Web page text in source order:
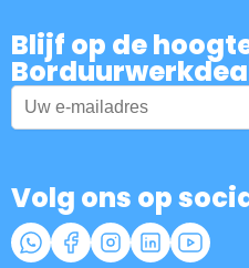
Blijf op de
Volg ons op